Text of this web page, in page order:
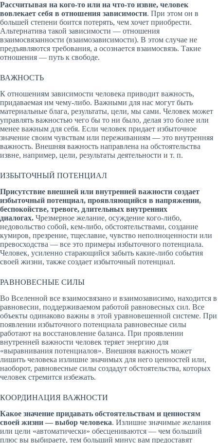
Рассчитывая на кого-то или на что-то извне, человек
вовлекает себя в отношения зависимости. При этом он в
большей степени боится потерять, чем хочет приобрести.
Альтернатива такой зависимости — отношения
взаимосвязанности (взаимозависимости). В этом случае не
предъявляются требования, а осознается взаимосвязь. Такие
отношения — путь к свободе.
ВАЖНОСТЬ
К отношениям зависимости человека приводит важность,
придаваемая им чему-либо. Важными для нас могут быть
материальные блага, результаты, цели, мы сами. Человек может
управлять важностью чего бы то ни было, делая это более или
менее важным для себя. Если человек придает избыточное
значение своим чувствам или переживаниям — это внутренняя
важность. Внешняя важность направлена на обстоятельства
извне, например, цели, результаты деятельности и т. п.
ИЗБЫТОЧНЫЙ ПОТЕНЦИАЛ
Присутствие внешней или внутренней важности создает
избыточный потенциал, проявляющийся в напряжении,
беспокойстве, тревоге, длительных внутренних
диалогах. Чрезмерное желание, осуждение кого-либо,
недовольство собой, кем-либо, обстоятельствами, создание
кумиров, презрение, тщеславие, чувство неполноценности или
превосходства — все это примеры избыточного потенциала.
Человек, усиленно старающийся забыть какие-либо события
своей жизни, также создает избыточный потенциал.
РАВНОВЕСНЫЕ СИЛЫ
Во Вселенной все взаимосвязано и взаимозависимо, находится в
равновесии, поддерживаемом работой равновесных сил. Все
объекты одинаково важны в этой уравновешенной системе. При
появлении избыточного потенциала равновесные силы
работают на восстановление баланса. При проявлении
внутренней важности человек теряет энергию для
«выравнивания потенциалов». Внешняя важность может
лишить человека излишне значимых для него ценностей или,
наоборот, равновесные силы создадут обстоятельства, которых
человек стремится избежать.
КООРДИНАЦИЯ ВАЖНОСТИ
Какое значение придавать обстоятельствам и ценностям
своей жизни — выбор человека. Излишне значимые желания
или цели «автоматически» обесцениваются — чем больший
плюс вы выбираете, тем больший минус вам предоставят